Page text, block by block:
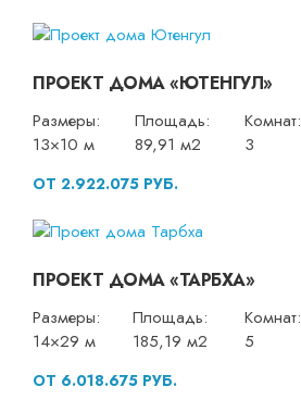
ПРОЕКТ ДОМА «ЮТЕНГУЛ»
Размеры:
13×10 м
Площадь:
89,91 м2
Комнат:
3
ОТ 2.922.075 РУБ.
ПРОЕКТ ДОМА «ТАРБХА»
Размеры:
14×29 м
Площадь:
185,19 м2
Комнат:
5
ОТ 6.018.675 РУБ.